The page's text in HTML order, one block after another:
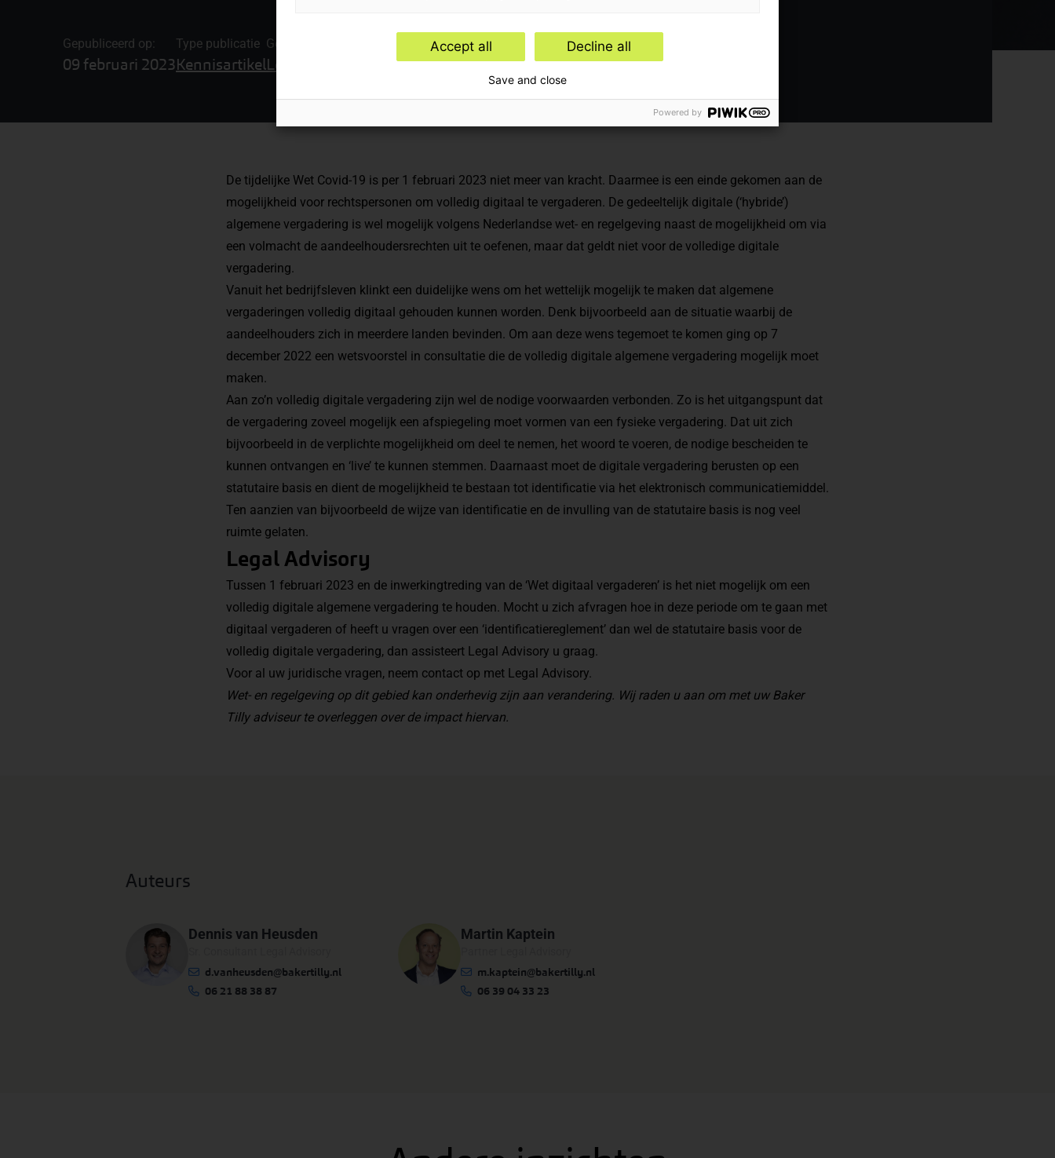
Gepubliceerd op:
09 februari 2023
Type publicatie
Kennisartikel
Gerelateerde onderwerpen
Legal Advisory
De tijdelijke Wet Covid-19 is per 1 februari 2023 niet meer van kracht. Daarmee is een einde gekomen aan de
mogelijkheid voor rechtspersonen om volledig digitaal te vergaderen. De gedeeltelijk digitale (‘hybride’)
algemene vergadering is wel mogelijk volgens Nederlandse wet- en regelgeving naast de mogelijkheid om via
een volmacht de aandeelhoudersrechten uit te oefenen, maar dat geldt niet voor de volledige digitale
vergadering.
Vanuit het bedrijfsleven klinkt een duidelijke wens om het wettelijk mogelijk te maken dat algemene
vergaderingen volledig digitaal gehouden kunnen worden. Denk bijvoorbeeld aan de situatie waarbij de
aandeelhouders zich in meerdere landen bevinden. Om aan deze wens tegemoet te komen ging op 7
december 2022 een wetsvoorstel in consultatie die de volledig digitale algemene vergadering mogelijk moet
maken.
Aan zo’n volledig digitale vergadering zijn wel de nodige voorwaarden verbonden. Zo is het uitgangspunt dat
de vergadering zoveel mogelijk een afspiegeling moet vormen van een fysieke vergadering. Dat uit zich
bijvoorbeeld in de verplichte mogelijkheid om deel te nemen, het woord te voeren, de nodige bescheiden te
kunnen ontvangen en ‘live’ te kunnen stemmen. Daarnaast moet de digitale vergadering berusten op een
statutaire basis en dient de mogelijkheid te bestaan tot identificatie via het elektronisch communicatiemiddel.
Ten aanzien van bijvoorbeeld de wijze van identificatie en de invulling van de statutaire basis is nog veel
ruimte gelaten.
Legal Advisory
Tussen 1 februari 2023 en de inwerkingtreding van de ‘Wet digitaal vergaderen’ is het niet mogelijk om een
volledig digitale algemene vergadering te houden. Mocht u zich afvragen hoe in deze periode om te gaan met
digitaal vergaderen of heeft u vragen over een ‘identificatiereglement’ dan wel de statutaire basis voor de
volledig digitale vergadering, dan assisteert Legal Advisory u graag.
Voor al uw juridische vragen, neem contact op met Legal Advisory.
Wet- en regelgeving op dit gebied kan onderhevig zijn aan verandering. Wij raden u aan om met uw Baker
Tilly adviseur te overleggen over de impact hiervan.
Auteurs
Dennis van Heusden
d.vanheusden@bakertilly.nl
06 21 88 38 87
Martin Kaptein
m.kaptein@bakertilly.nl
06 39 04 33 23
Accept all Decline all
Save and close
Powered by